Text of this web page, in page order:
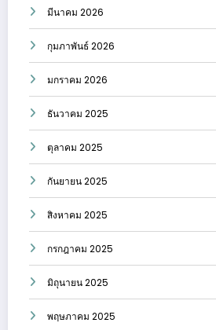
มีนาคม 2026
กุมภาพันธ์ 2026
มกราคม 2026
ธันวาคม 2025
ตุลาคม 2025
กันยายน 2025
สิงหาคม 2025
กรกฎาคม 2025
มิถุนายน 2025
พฤษภาคม 2025